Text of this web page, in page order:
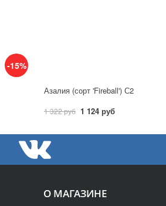
-15%
Азалия (сорт 'Fireball') С2
1 322 руб 1 124 руб
О МАГАЗИНЕ